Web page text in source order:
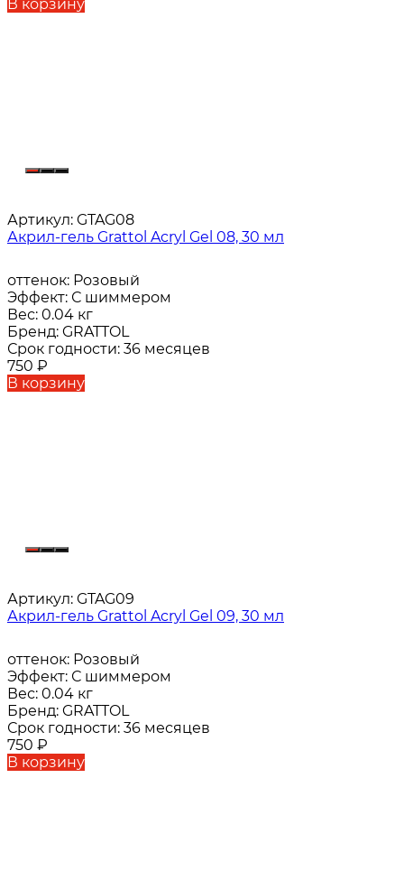
В корзину
Артикул: GTAG08
Акрил-гель Grattol Acryl Gel 08, 30 мл
оттенок: Розовый
Эффект: С шиммером
Вес: 0.04 кг
Бренд: GRATTOL
Срок годности: 36 месяцев
750 ₽
В корзину
Артикул: GTAG09
Акрил-гель Grattol Acryl Gel 09, 30 мл
оттенок: Розовый
Эффект: С шиммером
Вес: 0.04 кг
Бренд: GRATTOL
Срок годности: 36 месяцев
750 ₽
В корзину